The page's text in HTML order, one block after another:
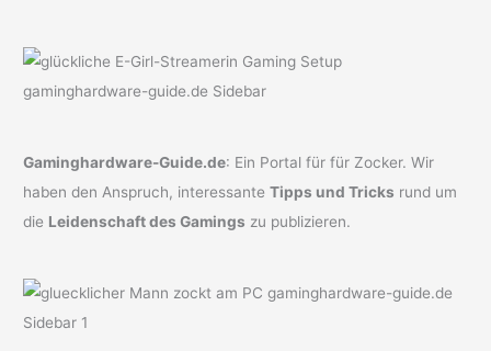
Gaminghardware-Guide.de: Ein Portal für für Zocker. Wir
haben den Anspruch, interessanteTipps und Tricks rund um
die Leidenschaft des Gamings zu publizieren.